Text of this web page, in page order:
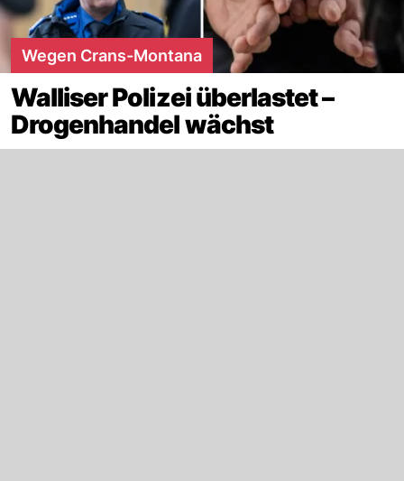
Wegen Crans-Montana
Walliser Polizei überlastet –
Drogenhandel wächst